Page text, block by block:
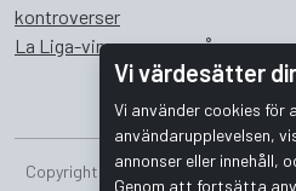
Vi värdesätter
Vi använder cookies
användarupplevelsen,
annonser eller innehåll,
Genom att fortsätta
kontroverser
La Liga-vinnare genom åren
Copyright © 2026 Bombus